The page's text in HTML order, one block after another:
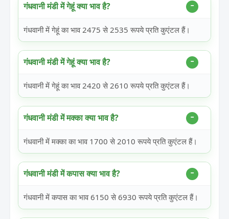
गंधवानी मंडी में गेहूं क्या भाव है?
गंधवानी में गेहूं का भाव 2475 से 2535 रूपये प्रति कुएंटल हैं।
गंधवानी मंडी में गेहूं क्या भाव है?
गंधवानी में गेहूं का भाव 2420 से 2610 रूपये प्रति कुएंटल हैं।
गंधवानी मंडी में मक्का क्या भाव है?
गंधवानी में मक्का का भाव 1700 से 2010 रूपये प्रति कुएंटल हैं।
गंधवानी मंडी में कपास क्या भाव है?
गंधवानी में कपास का भाव 6150 से 6930 रूपये प्रति कुएंटल हैं।